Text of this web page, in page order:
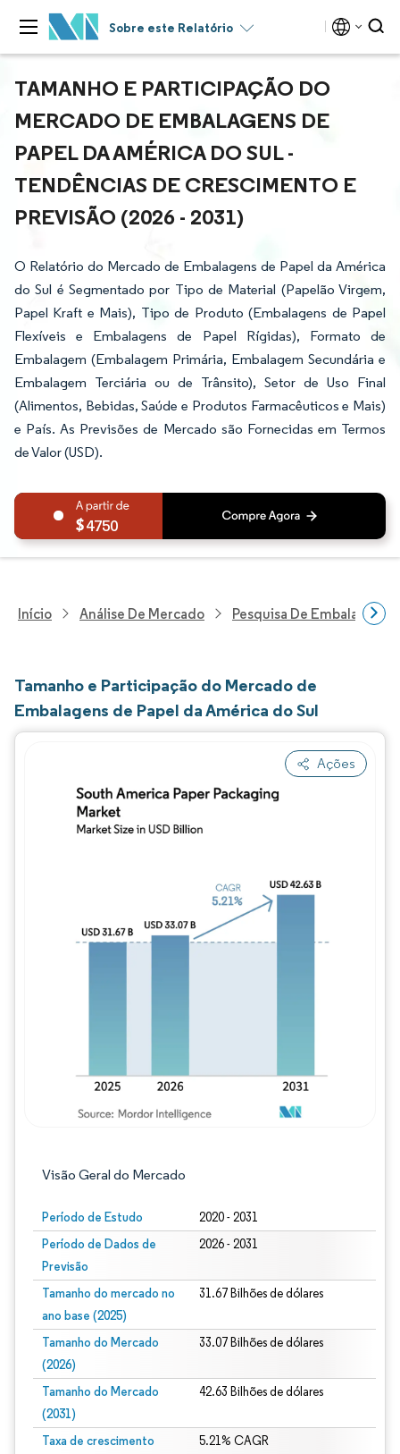
Sobre este Relatório
TAMANHO E PARTICIPAÇÃO DO
MERCADO DE EMBALAGENS DE
PAPEL DA AMÉRICA DO SUL -
TENDÊNCIAS DE CRESCIMENTO E
PREVISÃO (2026 - 2031)
O Relatório do Mercado de Embalagens de Papel da América
do Sul é Segmentado por Tipo de Material (Papelão Virgem,
Papel Kraft e Mais), Tipo de Produto (Embalagens de Papel
Flexíveis e Embalagens de Papel Rígidas), Formato de
Embalagem (Embalagem Primária, Embalagem Secundária e
Embalagem Terciária ou de Trânsito), Setor de Uso Final
(Alimentos, Bebidas, Saúde e Produtos Farmacêuticos e Mais)
e País. As Previsões de Mercado são Fornecidas em Termos
de Valor (USD).
4750
Início Análise De Mercado Pesquisa De Embalagens
Tamanho e Participação do Mercado de
Embalagens de Papel da América do Sul
Ações
Visão Geral do Mercado
Período de Estudo 2020 - 2031
Período de Dados de
Previsão
2026 - 2031
Tamanho do mercado no
ano base (2025)
31.67 Bilhões de dólares
Tamanho do Mercado
(2026)
33.07 Bilhões de dólares
Tamanho do Mercado
(2031)
42.63 Bilhões de dólares
Taxa de crescimento
5.21% CAGR